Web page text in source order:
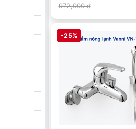
972,000 đ
-25%